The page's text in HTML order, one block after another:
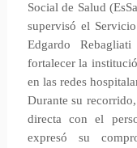
Social de Salud
supervisó el
Edgardo
fortalecer la
en las redes
Durante su
directa con el
expresó su